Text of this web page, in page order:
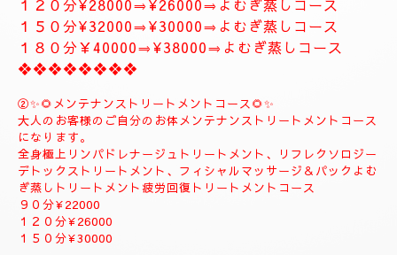
❖❖❖❖❖❖❖❖❖❖❖❖
✨８月のおすすめコース✨
🌺🌻①ジャプカサイ＆リンガムトリートメントコース
🌻🌺
当店一番人気の高いトリートメントコースになりま
す。
全身極上リンパドレナージュトリートメント、リフレ
クソロジーデトックストリートメント足ツボ疲労回復
トリートメント、ジャプカサイ＆リンガムトリートメ
ント、よむぎ蒸しコース
９０分¥22000
１２０分¥28000⇒¥26000⇒よむぎ蒸しコース